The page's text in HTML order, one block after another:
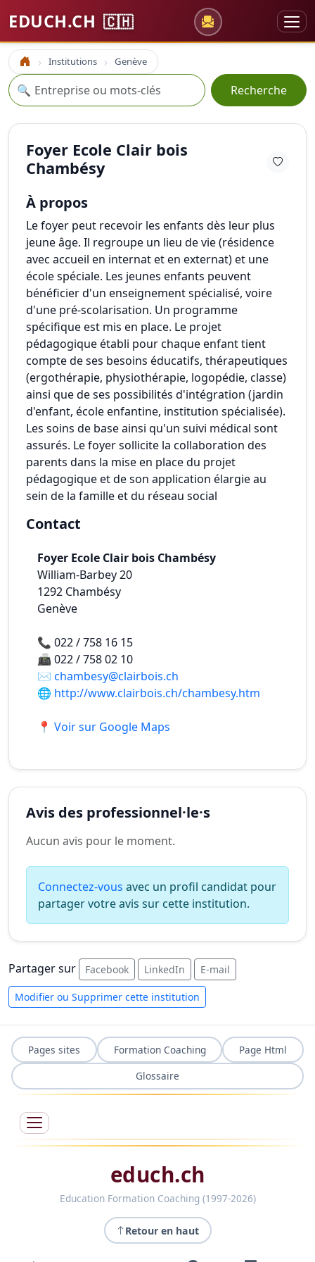
EDUCH.CH 🇨🇭
Accueil Institutions Genève
Recherche
🔍 Recherche
Foyer Ecole Clair bois
Chambésy
À propos
Le foyer peut recevoir les enfants dès leur plus
jeune âge. Il regroupe un lieu de vie (résidence
avec accueil en internat et en externat) et une
école spéciale. Les jeunes enfants peuvent
bénéficier d'un enseignement spécialisé, voire
d'une pré-scolarisation. Un programme
spécifique est mis en place. Le projet
pédagogique établi pour chaque enfant tient
compte de ses besoins éducatifs, thérapeutiques
(ergothérapie, physiothérapie, logopédie, classe)
ainsi que de ses possibilités d'intégration (jardin
d'enfant, école enfantine, institution spécialisée).
Les soins de base ainsi qu'un suivi médical sont
assurés. Le foyer sollicite la collaboration des
parents dans la mise en place du projet
pédagogique et de son application élargie au
sein de la famille et du réseau social
Contact
Foyer Ecole Clair bois Chambésy
William-Barbey 20
1292 Chambésy
Genève
📞 022 / 758 16 15
📠022 / 758 02 10
✉️ chambesy@clairbois.ch
🌐 http://www.clairbois.ch/chambesy.htm
📍 Voir sur Google Maps
Avis des professionnel·le·s
Aucun avis pour le moment.
Connectez-vous avec un profil candidat pour
partager votre avis sur cette institution.
Partager sur Facebook LinkedIn E-mail
Modifier ou Supprimer cette institution
Pages sites Formation Coaching
Page Html
Glossaire
educh.ch
Education Formation Coaching (1997-2026)
Retour en haut